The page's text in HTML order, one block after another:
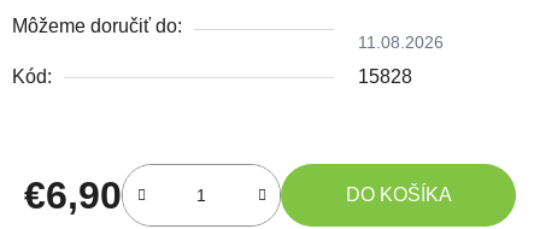
Môžeme doručiť do:
11.08.2026
Kód: 15828
€6,90 DO KOŠÍKA